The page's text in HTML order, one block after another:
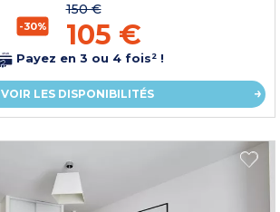
-30%
150 €
105 €
Payez en 3 ou 4 fois² !
VOIR LES DISPONIBILITÉS